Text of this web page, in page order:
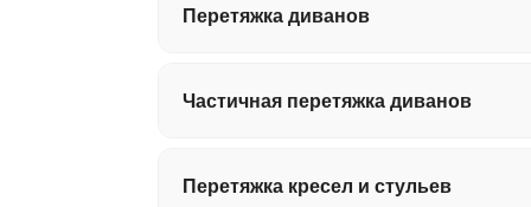
Перетяжка диванов
Перетяжка двухместного дивана
Частичная перетяжка диванов
Перетяжка кресел и стульев